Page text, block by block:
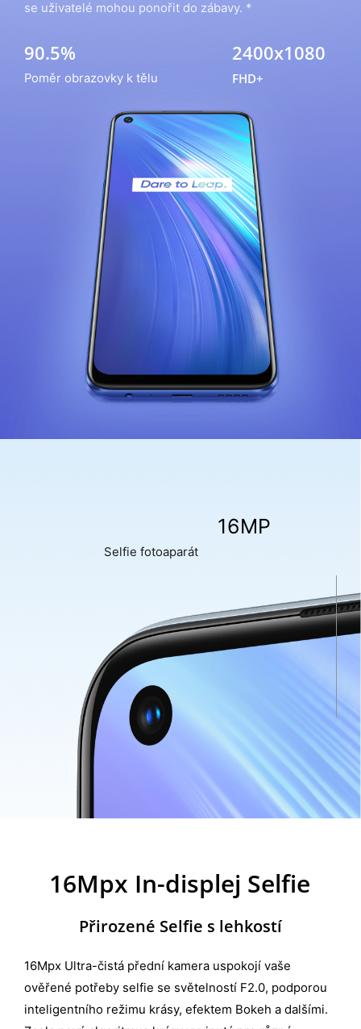
se uživatelé mohou ponořit do zábavy. *
90.5%
Poměr obrazovky k tělu
2400x1080
FHD+
16MP
Selfie fotoaparát
16Mpx In-displej Selfie
Přirozené Selfie s lehkostí
16Mpx Ultra-čistá přední kamera uspokojí vaše
ověřené potřeby selfie se světelností F2.0, podporou
inteligentního režimu krásy, efektem Bokeh a dalšími.